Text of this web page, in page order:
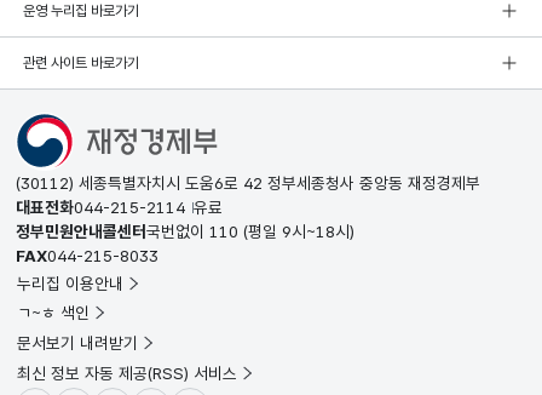
운영 누리집 바로가기
관련 사이트 바로가기
(30112) 세종특별자치시 도움6로 42 정부세종청사 중앙동 재정경제부
대표전화044-215-2114 유료
정부민원안내콜센터국번없이 110 (평일 9시~18시)
FAX044-215-8033
누리집 이용안내
ㄱ~ㅎ 색인
문서보기 내려받기
최신 정보 자동 제공(RSS) 서비스